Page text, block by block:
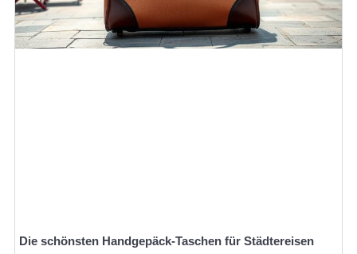
Die schönsten Handgepäck-Taschen für Städtereisen